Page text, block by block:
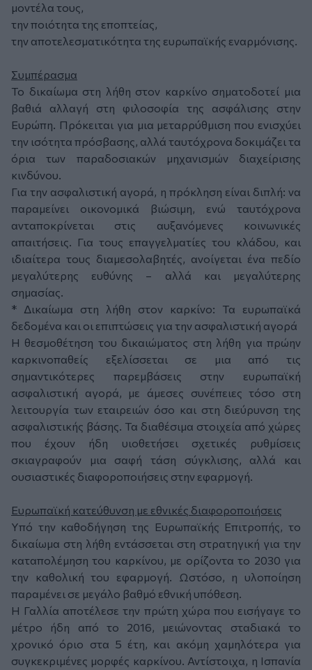
μοντέλα τους,
την ποιότητα της εποπτείας,
την αποτελεσματικότητα της ευρωπαϊκής εναρμόνισης.
Συμπέρασμα
Το δικαίωμα στη λήθη στον καρκίνο σηματοδοτεί μια
βαθιά αλλαγή στη φιλοσοφία της ασφάλισης στην
Ευρώπη. Πρόκειται για μια μεταρρύθμιση που ενισχύει
την ισότητα πρόσβασης, αλλά ταυτόχρονα δοκιμάζει τα
όρια των παραδοσιακών μηχανισμών διαχείρισης
κινδύνου.
Για την ασφαλιστική αγορά, η πρόκληση είναι διπλή: να
παραμείνει οικονομικά βιώσιμη, ενώ ταυτόχρονα
ανταποκρίνεται στις αυξανόμενες κοινωνικές
απαιτήσεις. Για τους επαγγελματίες του κλάδου, και
ιδιαίτερα τους διαμεσολαβητές, ανοίγεται ένα πεδίο
μεγαλύτερης ευθύνης – αλλά και μεγαλύτερης
σημασίας.
* Δικαίωμα στη λήθη στον καρκίνο: Τα ευρωπαϊκά
δεδομένα και οι επιπτώσεις για την ασφαλιστική αγορά
Η θεσμοθέτηση του δικαιώματος στη λήθη για πρώην
καρκινοπαθείς εξελίσσεται σε μια από τις
σημαντικότερες παρεμβάσεις στην ευρωπαϊκή
ασφαλιστική αγορά, με άμεσες συνέπειες τόσο στη
λειτουργία των εταιρειών όσο και στη διεύρυνση της
ασφαλιστικής βάσης. Τα διαθέσιμα στοιχεία από χώρες
που έχουν ήδη υιοθετήσει σχετικές ρυθμίσεις
σκιαγραφούν μια σαφή τάση σύγκλισης, αλλά και
ουσιαστικές διαφοροποιήσεις στην εφαρμογή.
Ευρωπαϊκή κατεύθυνση με εθνικές διαφοροποιήσεις
Υπό την καθοδήγηση της Ευρωπαϊκής Επιτροπής, το
δικαίωμα στη λήθη εντάσσεται στη στρατηγική για την
καταπολέμηση του καρκίνου, με ορίζοντα το 2030 για
την καθολική του εφαρμογή. Ωστόσο, η υλοποίηση
παραμένει σε μεγάλο βαθμό εθνική υπόθεση.
Η Γαλλία αποτέλεσε την πρώτη χώρα που εισήγαγε το
μέτρο ήδη από το 2016, μειώνοντας σταδιακά το
χρονικό όριο στα 5 έτη, και ακόμη χαμηλότερα για
συγκεκριμένες μορφές καρκίνου. Αντίστοιχα, η Ισπανία